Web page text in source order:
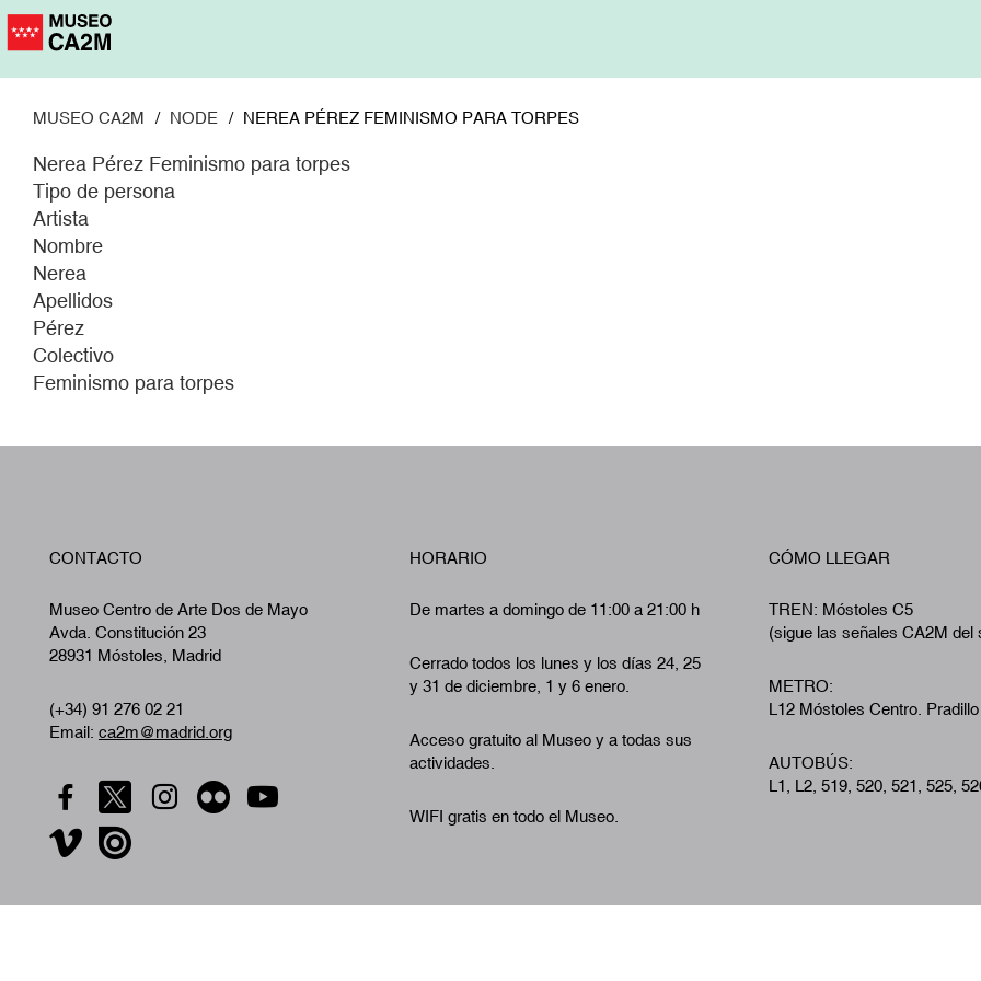
Pasar
MUSEO CA2M NODE NEREA PÉREZ FEMINISMO PARA TORPES
Nerea Pérez Feminismo para torpes
Tipo de persona
Artista
Nombre
Nerea
Apellidos
Pérez
Colectivo
Feminismo para torpes
CONTACTO
Museo Centro de Arte Dos de Mayo
Avda. Constitución 23
28931 Móstoles, Madrid
(+34) 91 276 02 21
Email: ca2m@madrid.org
HORARIO
De martes a domingo de 11:00 a 21:00 h
Cerrado todos los lunes y los días 24, 25
y 31 de diciembre, 1 y 6 enero.
Acceso gratuito al Museo y a todas sus
actividades.
WIFI gratis en todo el Museo.
CÓMO LLEGAR
TREN: Móstoles C5
(sigue las señales CA2M del
METRO:
L12 Móstoles Centro. Pradillo
AUTOBÚS:
L1, L2, 519, 520, 521, 525,